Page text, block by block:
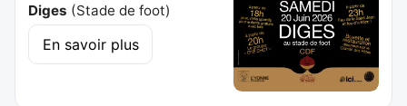
Diges (Stade de foot)
En savoir plus